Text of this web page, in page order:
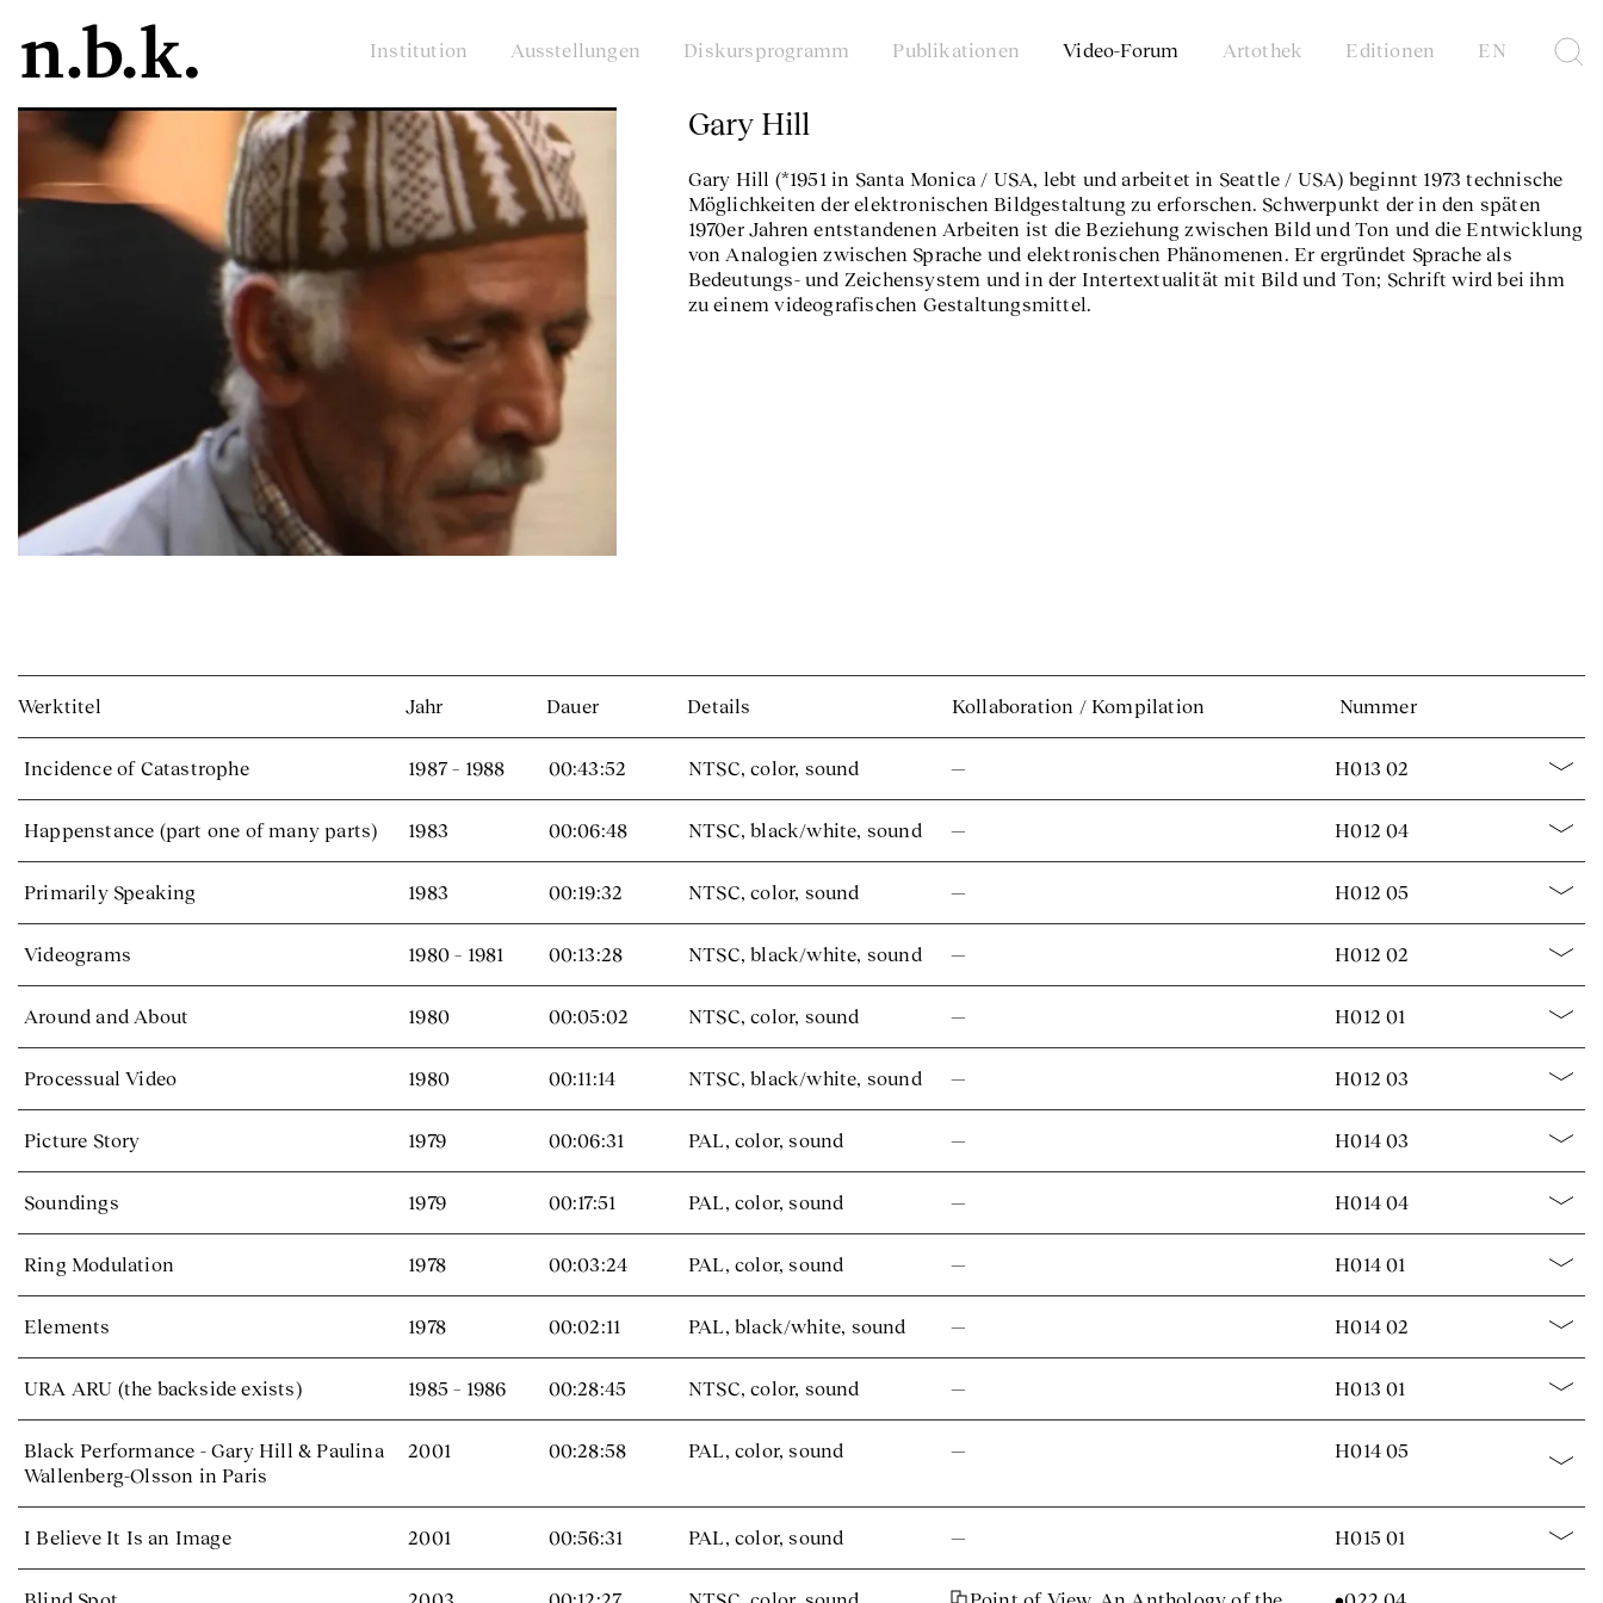
Institution Ausstellungen Diskursprogramm Publikationen Video-Forum Artothek Editionen EN
Gary Hill
Gary Hill (*1951 in Santa Monica / USA, lebt und arbeitet in Seattle / USA) beginnt 1973 technische
Möglichkeiten der elektronischen Bildgestaltung zu erforschen. Schwerpunkt der in den späten
1970er Jahren entstandenen Arbeiten ist die Beziehung zwischen Bild und Ton und die Entwicklung
von Analogien zwischen Sprache und elektronischen Phänomenen. Er ergründet Sprache als
Bedeutungs- und Zeichensystem und in der Intertextualität mit Bild und Ton; Schrift wird bei ihm
zu einem videografischen Gestaltungsmittel.
Werktitel Jahr Dauer Details Kollaboration / Kompilation Nummer
Incidence of Catastrophe 1987 – 1988 00:43:52 NTSC, color, sound — H013 02
Happenstance (part one of many parts) 1983 00:06:48 NTSC, black/white, sound — H012 04
Primarily Speaking 1983 00:19:32 NTSC, color, sound — H012 05
Videograms 1980 – 1981 00:13:28 NTSC, black/white, sound — H012 02
Around and About 1980 00:05:02 NTSC, color, sound — H012 01
Processual Video 1980 00:11:14 NTSC, black/white, sound — H012 03
Picture Story 1979 00:06:31 PAL, color, sound — H014 03
Soundings 1979 00:17:51 PAL, color, sound — H014 04
Ring Modulation 1978 00:03:24 PAL, color, sound — H014 01
Elements 1978 00:02:11 PAL, black/white, sound — H014 02
URA ARU (the backside exists) 1985 – 1986 00:28:45 NTSC, color, sound — H013 01
Black Performance - Gary Hill & Paulina
Wallenberg-Olsson in Paris
2001 00:28:58 PAL, color, sound — H014 05
I Believe It Is an Image 2001 00:56:31 PAL, color, sound — H015 01